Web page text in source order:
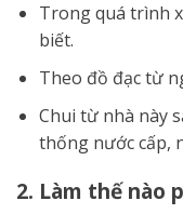
Trong quá trình
biết.
Theo đồ đạc từ
Chui từ nhà này
thống nước cấp,
2. Làm thế nào